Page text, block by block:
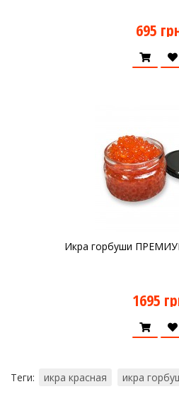
695
Икра горбуши
1695
Теги: икра красная икра